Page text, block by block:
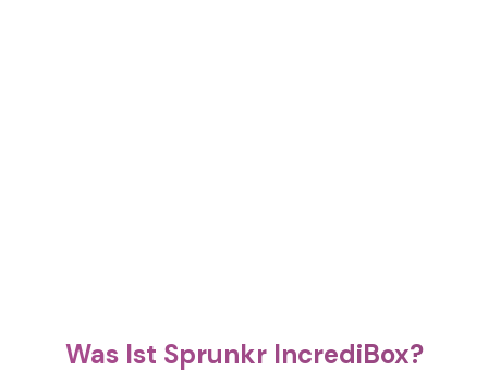
Was Ist Sprunkr IncrediBox?